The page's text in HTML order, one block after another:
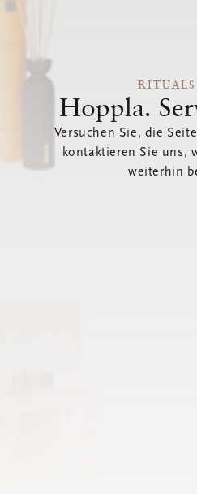
Hoppla.
Versuchen Sie, die
kontaktieren Sie uns,
weiterhin